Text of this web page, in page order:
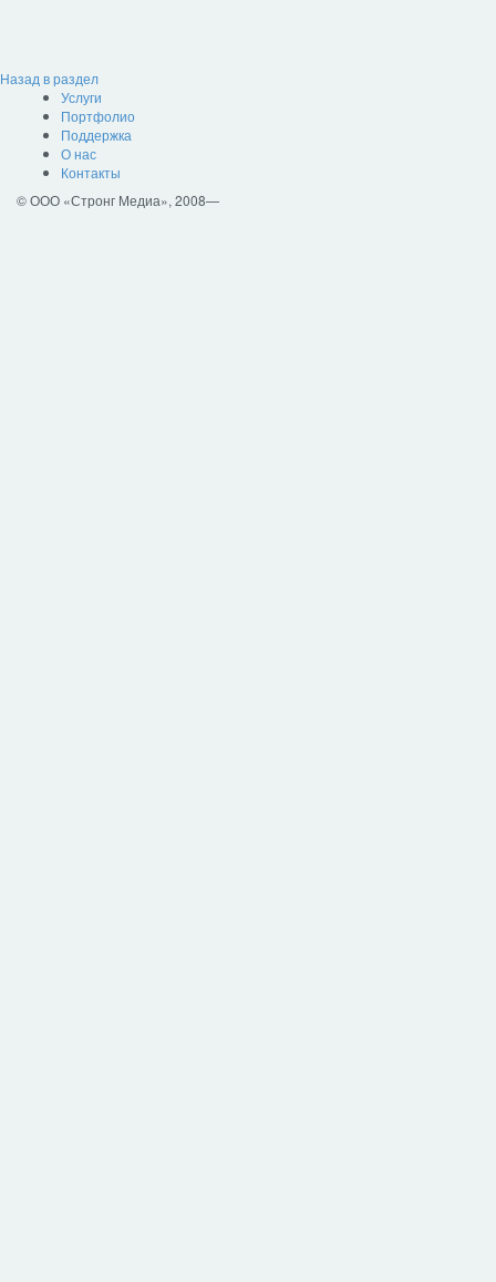
Назад в раздел
Услуги
Портфолио
Поддержка
О нас
Контакты
© ООО «Стронг Медиа», 2008—